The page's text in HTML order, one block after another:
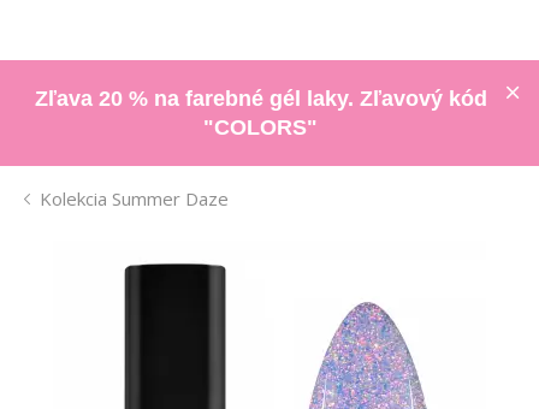
Zľava 20 % na farebné gél laky. Zľavový kód
"COLORS"
Kolekcia Summer Daze